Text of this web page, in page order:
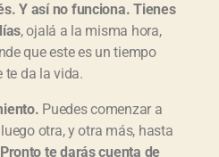
Y así no funciona. Tienes
, ojalá a la misma hora,
que este es un tiempo
te da la vida.
Puedes comenzar a
otra, y otra más, hasta
Pronto te darás cuenta de